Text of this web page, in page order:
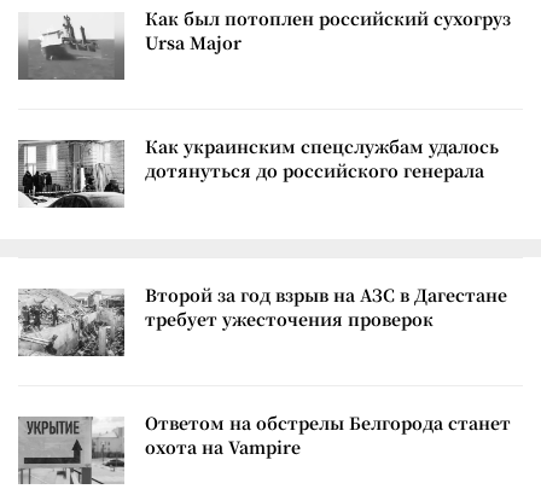
Как был потоплен российский сухогруз
Ursa Major
Как украинским спецслужбам удалось
дотянуться до российского генерала
Второй за год взрыв на АЗС в Дагестане
требует ужесточения проверок
Ответом на обстрелы Белгорода станет
охота на Vampire